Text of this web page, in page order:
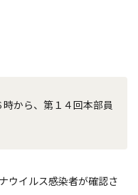
から、第１４回本部員
ウイルス感染者が確認さ